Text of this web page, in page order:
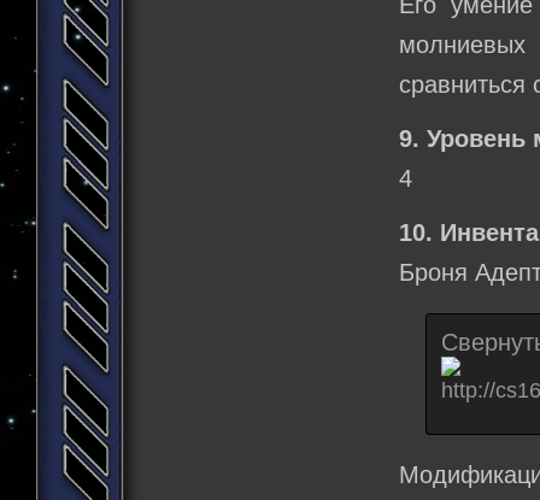
Его
молниевых
сравниться
9. Уровень
4
10.
Броня